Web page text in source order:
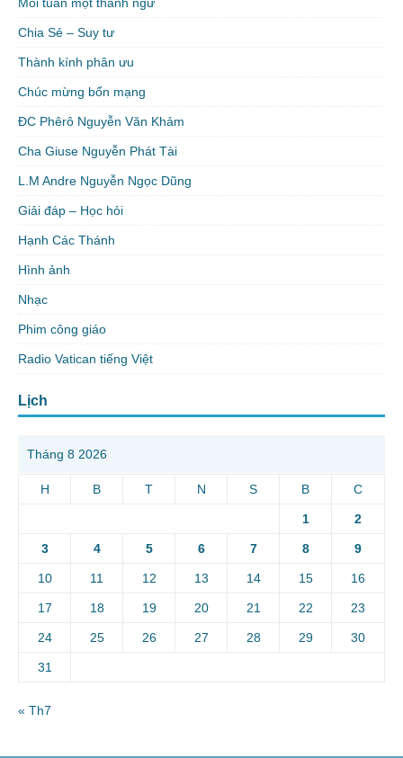
Mỗi tuần một thành ngữ
Chia Sẻ – Suy tư
Thành kính phân ưu
Chúc mừng bổn mạng
ĐC Phêrô Nguyễn Văn Khảm
Cha Giuse Nguyễn Phát Tài
L.M Andre Nguyễn Ngọc Dũng
Giải đáp – Học hỏi
Hạnh Các Thánh
Hình ảnh
Nhạc
Phim công giáo
Radio Vatican tiếng Việt
Lịch
Tháng 8 2026
H B T N S B C
1 2
3 4 5 6 7 8 9
10 11 12 13 14 15 16
17 18 19 20 21 22 23
24 25 26 27 28 29 30
31
« Th7